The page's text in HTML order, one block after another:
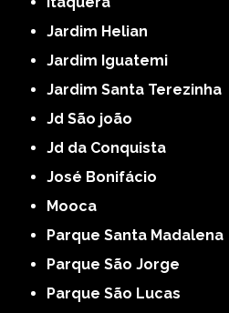
Jardim Helian
Jardim Iguatemi
Jardim Santa Terezinha
Jd São joão
Jd da Conquista
José Bonifácio
Mooca
Parque Santa Madalena
Parque São Jorge
Parque São Lucas